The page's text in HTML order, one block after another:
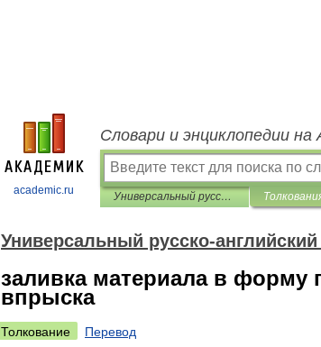
academic.ru
Словари и энциклопедии на
Универсальный русско-английский словарь
Универсальный русско-
заливка материала в форму
впрыска
Толкование
Перевод